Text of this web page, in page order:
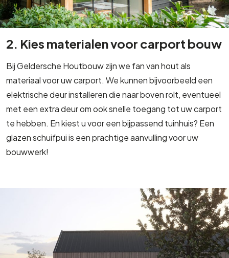
2. Kies materialen voor carport bouw
Bij Geldersche Houtbouw zijn we fan van hout als
materiaal voor uw carport. We kunnen bijvoorbeeld een
elektrische deur installeren die naar boven rolt, eventueel
met een extra deur om ook snelle toegang tot uw carport
te hebben. En kiest u voor een bijpassend tuinhuis? Een
glazen schuifpui is een prachtige aanvulling voor uw
bouwwerk!